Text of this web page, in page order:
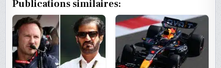
Publications similaires: